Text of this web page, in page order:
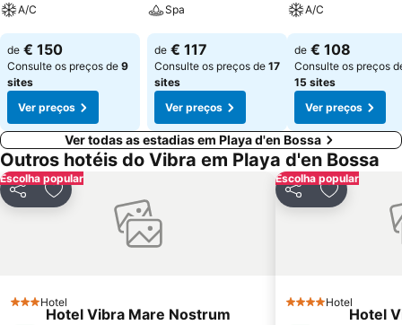
A/C
Ver preços
de € 150
Consulte os preços de 9
sites
Ver preços
Spa
Ver preços
de € 117
Consulte os preços de 17
sites
Ver preços
A/C
Ver preços
de € 108
Consulte os preços
15 sites
Ver preços
Ver todas as estadias em Playa d'en Bossa
Outros hotéis do Vibra em Playa d'en Bossa
Escolha popular
PartilharAdicionar aos favoritos
3 Estrelas
Hotel
Hotel Vibra Mare Nostrum
Escolha popular
PartilharAdicionar
4 Estrelas
Hotel
Hotel